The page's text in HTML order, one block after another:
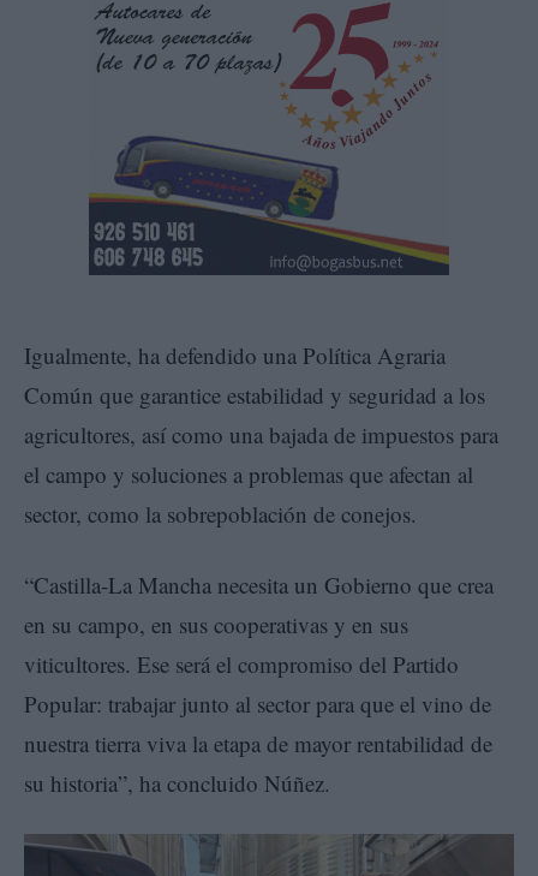
Igualmente, ha defendido una Política Agraria
Común que garantice estabilidad y seguridad a los
agricultores, así como una bajada de impuestos para
el campo y soluciones a problemas que afectan al
sector, como la sobrepoblación de conejos.
“Castilla-La Mancha necesita un Gobierno que crea
en su campo, en sus cooperativas y en sus
viticultores. Ese será el compromiso del Partido
Popular: trabajar junto al sector para que el vino de
nuestra tierra viva la etapa de mayor rentabilidad de
su historia”, ha concluido Núñez.